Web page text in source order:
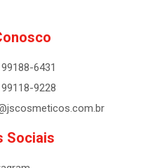
6431
9228
Sociais